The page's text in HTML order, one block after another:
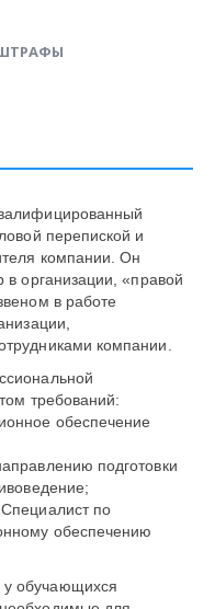
перепиской и
компании. Он
организации, «правой
в работе
компании.
требований:
обеспечение
подготовки
по
обеспечению
обучающихся